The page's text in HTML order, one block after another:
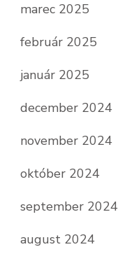
marec 2025
február 2025
január 2025
december 2024
november 2024
október 2024
september 2024
august 2024